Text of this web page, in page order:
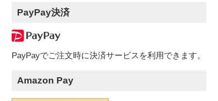
PayPay決済
PayPayでご注文時に決済サービスを利用できます。
Amazon Pay